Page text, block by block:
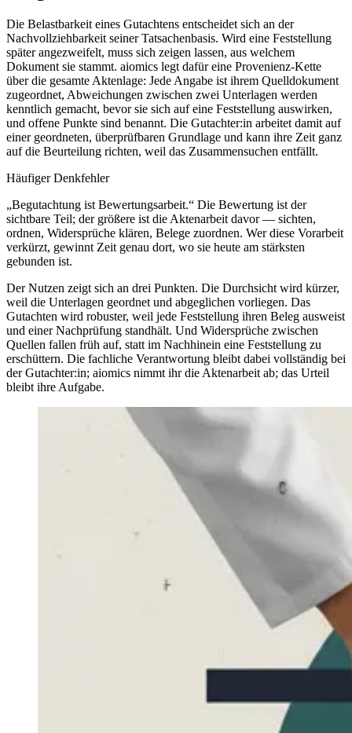
Die Belastbarkeit eines Gutachtens entscheidet sich an der
Nachvollziehbarkeit seiner Tatsachenbasis. Wird eine Feststellung
später angezweifelt, muss sich zeigen lassen, aus welchem
Dokument sie stammt. aiomics legt dafür eine Provenienz-Kette
über die gesamte Aktenlage: Jede Angabe ist ihrem Quelldokument
zugeordnet, Abweichungen zwischen zwei Unterlagen werden
kenntlich gemacht, bevor sie sich auf eine Feststellung auswirken,
und offene Punkte sind benannt. Die Gutachter:in arbeitet damit auf
einer geordneten, überprüfbaren Grundlage und kann ihre Zeit ganz
auf die Beurteilung richten, weil das Zusammensuchen entfällt.
Häufiger Denkfehler
„Begutachtung ist Bewertungsarbeit.“ Die Bewertung ist der
sichtbare Teil; der größere ist die Aktenarbeit davor — sichten,
ordnen, Widersprüche klären, Belege zuordnen. Wer diese Vorarbeit
verkürzt, gewinnt Zeit genau dort, wo sie heute am stärksten
gebunden ist.
Der Nutzen zeigt sich an drei Punkten. Die Durchsicht wird kürzer,
weil die Unterlagen geordnet und abgeglichen vorliegen. Das
Gutachten wird robuster, weil jede Feststellung ihren Beleg ausweist
und einer Nachprüfung standhält. Und Widersprüche zwischen
Quellen fallen früh auf, statt im Nachhinein eine Feststellung zu
erschüttern. Die fachliche Verantwortung bleibt dabei vollständig bei
der Gutachter:in; aiomics nimmt ihr die Aktenarbeit ab; das Urteil
bleibt ihre Aufgabe.